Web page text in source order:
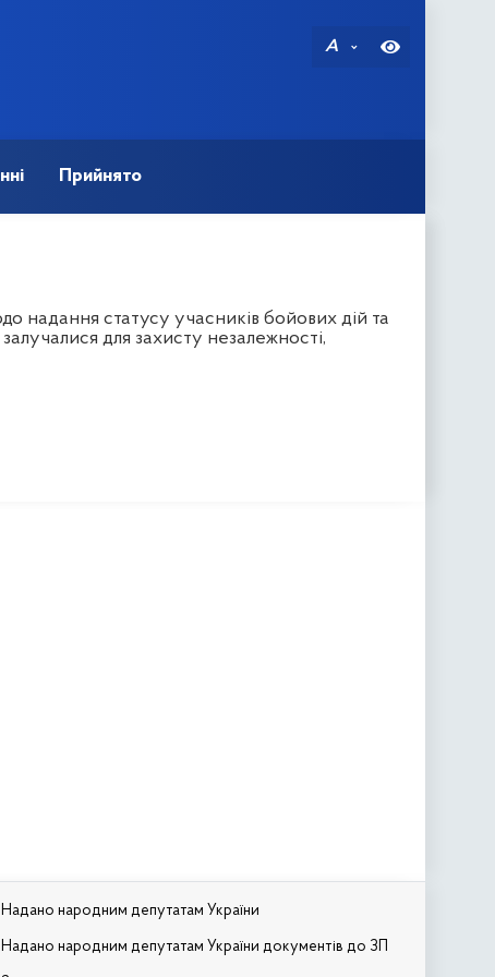
A
Прийнято
надання статусу учасників бойових дій та
для захисту незалежності,
Надано народним депутатам України
Надано народним депутатам України документів до ЗП